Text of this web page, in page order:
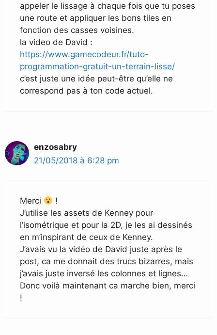
appeler le lissage à chaque fois que tu poses
une route et appliquer les bons tiles en
fonction des casses voisines.
la video de David :
https://www.gamecodeur.fr/tuto-
programmation-gratuit-un-terrain-lisse/
c’est juste une idée peut-être qu’elle ne
correspond pas à ton code actuel.
enzosabry
21/05/2018 à 6:28 pm
Merci
!
J’utilise les assets de Kenney pour
l’isométrique et pour la 2D, je les ai dessinés
en m’inspirant de ceux de Kenney.
J’avais vu la vidéo de David juste après le
post, ca me donnait des trucs bizarres, mais
j’avais juste inversé les colonnes et lignes…
Donc voilà maintenant ca marche bien, merci
!